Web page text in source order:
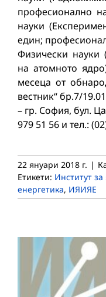
професионално
науки
един;
Физически науки
на атомното
месеца от
вестник“ бр.7/
– гр. София, бул.
979 51 56 и тел.:
22 януари 2018 г. |
Етикети: Институт
енергетика, ИЯИЯЕ